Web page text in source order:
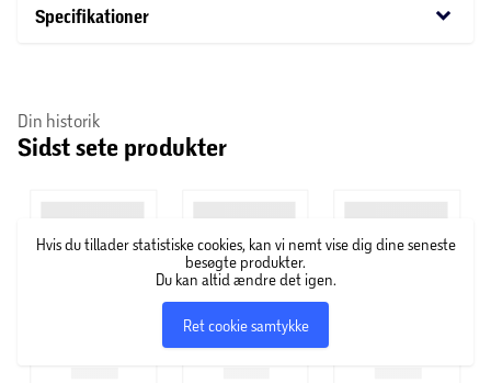
garanteres.
Specifikationer keyboard_arrow_down
Din historik
Sidst sete produkter
Hvis du tillader statistiske cookies, kan vi nemt vise dig dine seneste
besøgte produkter.
Du kan altid ændre det igen.
Ret cookie samtykke